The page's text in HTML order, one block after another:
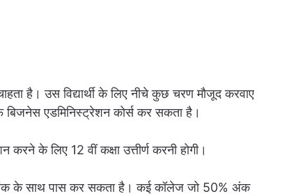
है। उस विद्यार्थी के लिए नीचे कुछ चरण मौजूद करवाए
बिजनेस एडमिनिस्ट्रेशन कोर्स कर सकता है।
के लिए 12 वीं कक्षा उत्तीर्ण करनी होगी।
अंक के साथ पास कर सकता है। कई कॉलेज जो 50% अंक